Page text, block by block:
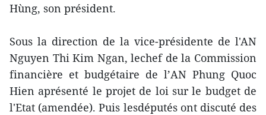
Hùng, son président.
Sous la direction de la vice-présidente de l'AN
Nguyen Thi Kim Ngan, lechef de la Commission
financière et budgétaire de l’AN Phung Quoc
Hien aprésenté le projet de loi sur le budget de
l'Etat (amendée). Puis lesdéputés ont discuté des